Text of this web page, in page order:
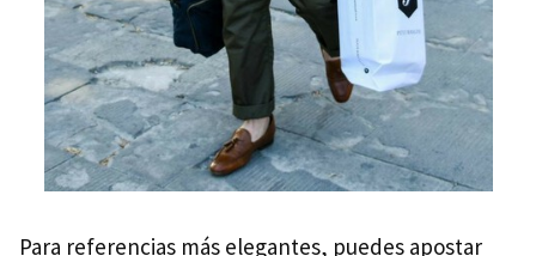
Para referencias más elegantes, puedes apostar